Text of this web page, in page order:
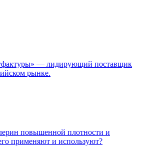
— лидирующий поставщик
рынке.
повышенной плотности и
применяют и используют?